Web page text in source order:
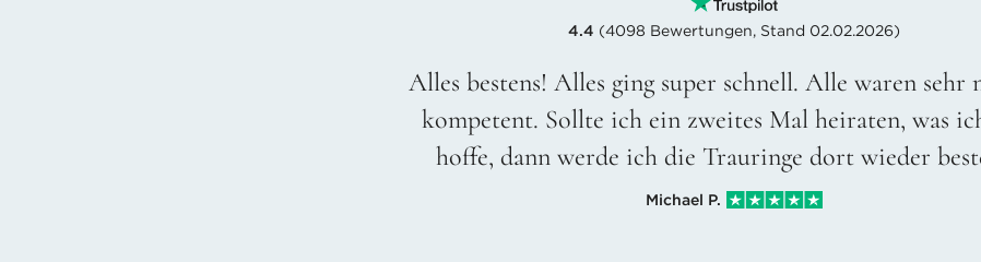
4.4 (4098 Bewertungen, Stand 02.02.2026)
Alles bestens! Alles ging super schnell. Alle waren sehr
kompetent. Sollte ich ein zweites Mal heiraten, was
hoffe, dann werde ich die Trauringe dort wieder
Michael P.